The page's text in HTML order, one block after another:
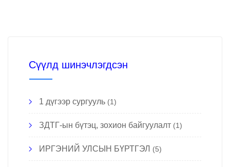
Сүүлд шинэчлэгдсэн
1 дүгээр сургууль (1)
ЗДТГ-ын бүтэц, зохион байгуулалт (1)
ИРГЭНИЙ УЛСЫН БҮРТГЭЛ (5)